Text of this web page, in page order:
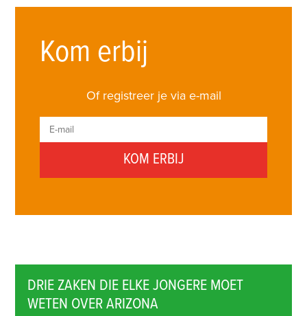
Kom erbij
Of registreer je via e-mail
DRIE ZAKEN DIE ELKE JONGERE MOET
WETEN OVER ARIZONA